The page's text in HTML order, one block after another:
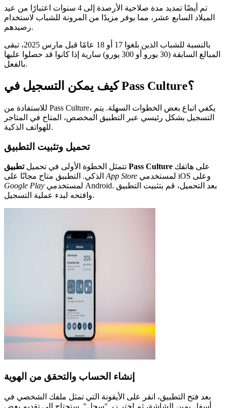
تم أيضًا تمديد مدة صلاحية الأرصدة إلى 4 سنوات اعتبارًا من عيد
الميلاد السابع عشر، مما يوفر مزيدًا من المرونة للشباب لاستخدام
رصيدهم.
بالنسبة للشباب الذين بلغوا 17 أو 18 عامًا قبل مارس 2025، تبقى
المبالغ السابقة (30 يورو أو 300 يورو) سارية إذا كانوا قد حصلوا عليها
بالفعل.
كيف يمكن التسجيل في Pass Culture؟
للاستفادة من Pass Culture، يكفي اتباع بعض الخطوات السهلة. يتم
التسجيل بشكل رئيسي عبر التطبيق المخصص، المتاح في المتاجر
للهواتف الذكية.
تحميل وتثبيت التطبيق
تتمثل الخطوة الأولى في تحميل تطبيق Pass Culture
App Store
لمستخدمي iOS وعلى
Google Play
وافتحه لبدء عملية التسجيل.
إنشاء الحساب والتحقق من الهوية
بعد فتح التطبيق، انقر على الأيقونة التي تمثل ملفك الشخصي في
أسفل يمين الشاشة، ثم اختر زر "سجل". ستحتاج إلى تقديم بعض